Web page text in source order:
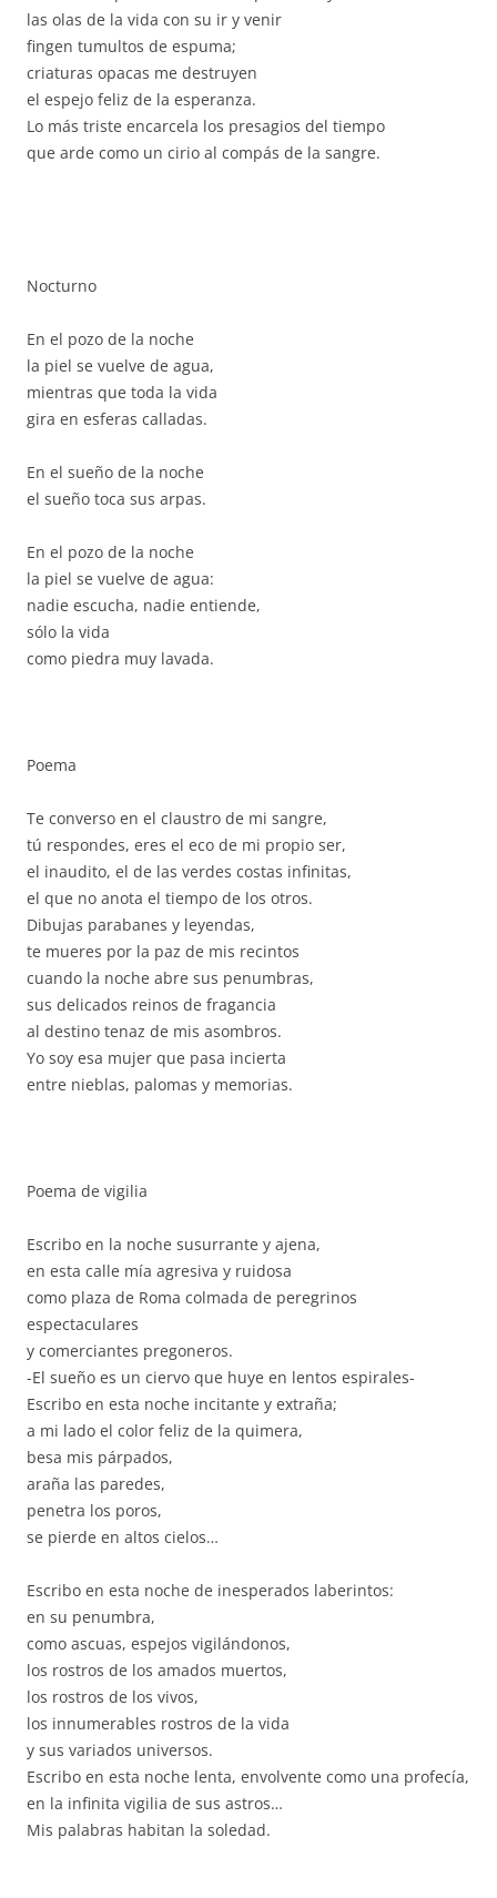
las olas de la vida con su ir y venir
fingen tumultos de espuma;
criaturas opacas me destruyen
el espejo feliz de la esperanza.
Lo más triste encarcela los presagios del tiempo
que arde como un cirio al compás de la sangre.
Nocturno
En el pozo de la noche
la piel se vuelve de agua,
mientras que toda la vida
gira en esferas calladas.
En el sueño de la noche
el sueño toca sus arpas.
En el pozo de la noche
la piel se vuelve de agua:
nadie escucha, nadie entiende,
sólo la vida
como piedra muy lavada.
Poema
Te converso en el claustro de mi sangre,
tú respondes, eres el eco de mi propio ser,
el inaudito, el de las verdes costas infinitas,
el que no anota el tiempo de los otros.
Dibujas parabanes y leyendas,
te mueres por la paz de mis recintos
cuando la noche abre sus penumbras,
sus delicados reinos de fragancia
al destino tenaz de mis asombros.
Yo soy esa mujer que pasa incierta
entre nieblas, palomas y memorias.
Poema de vigilia
Escribo en la noche susurrante y ajena,
en esta calle mía agresiva y ruidosa
como plaza de Roma colmada de peregrinos
espectaculares
y comerciantes pregoneros.
-El sueño es un ciervo que huye en lentos espirales-
Escribo en esta noche incitante y extraña;
a mi lado el color feliz de la quimera,
besa mis párpados,
araña las paredes,
penetra los poros,
se pierde en altos cielos…
Escribo en esta noche de inesperados laberintos:
en su penumbra,
como ascuas, espejos vigilándonos,
los rostros de los amados muertos,
los rostros de los vivos,
los innumerables rostros de la vida
y sus variados universos.
Escribo en esta noche lenta, envolvente como una profecía,
en la infinita vigilia de sus astros…
Mis palabras habitan la soledad.